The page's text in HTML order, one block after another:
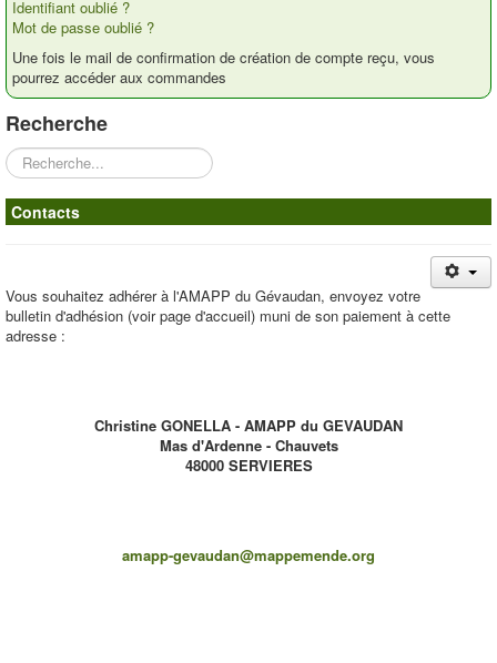
Contacts
Identifiant oublié ?
Mot de passe oublié ?
Une fois le mail de confirmation de création de compte reçu, vous
pourrez accéder aux commandes
Recherche
Rechercher
Contacts
Vous souhaitez adhérer à l'AMAPP du Gévaudan, envoyez votre
bulletin d'adhésion (voir page d'accueil) muni de son paiement à cette
adresse :
Christine GONELLA - AMAPP du GEVAUDAN
Mas d'Ardenne - Chauvets
48000 SERVIERES
amapp-gevaudan@mappemende.org